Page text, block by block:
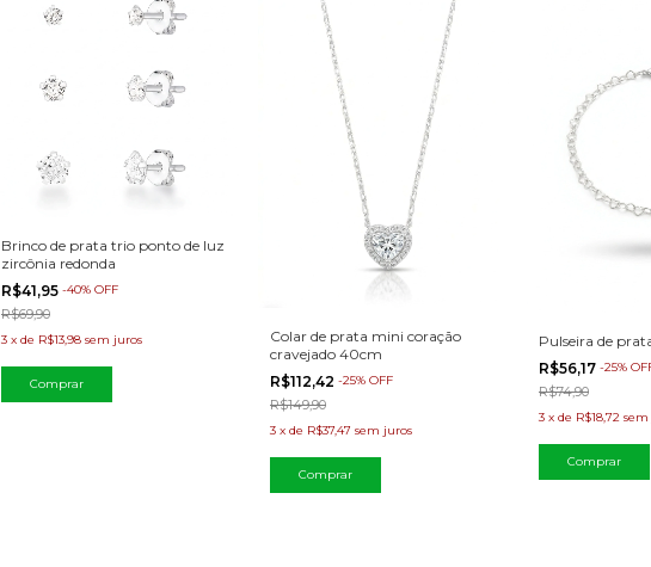
Brinco de prata trio ponto de luz
zircônia redonda
R$41,95 -40% OFF
R$69,90
3 x de R$13,98 sem juros
Colar de prata mini coração
cravejado 40cm
R$112,42 -25% OFF
R$149,90
3 x de R$37,47 sem juros
Pulseira de
R$56,17 -25%
R$74,90
3 x de R$18,72